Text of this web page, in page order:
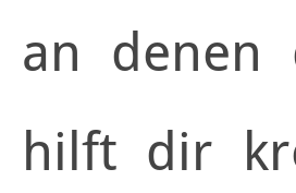
an denen
hilft dir